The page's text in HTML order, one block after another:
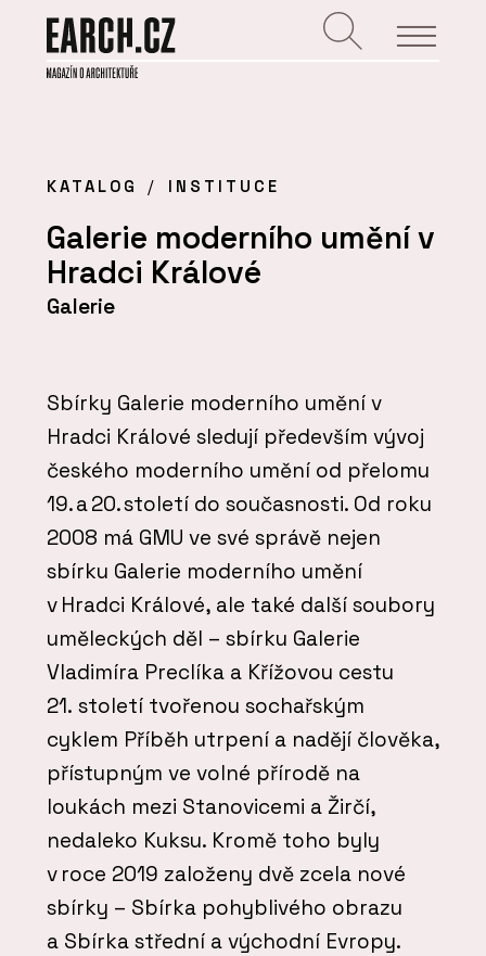
KATALOG INSTITUCE
Galerie moderního umění v
Hradci Králové
Galerie
Sbírky Galerie moderního umění v
Hradci Králové sledují především vývoj
českého moderního umění od přelomu
19. a 20. století do současnosti. Od roku
2008 má GMU ve své správě nejen
sbírku Galerie moderního umění
v Hradci Králové, ale také další soubory
uměleckých děl – sbírku Galerie
Vladimíra Preclíka a Křížovou cestu
21. století tvořenou sochařským
cyklem Příběh utrpení a nadějí člověka,
přístupným ve volné přírodě na
loukách mezi Stanovicemi a Žirčí,
nedaleko Kuksu. Kromě toho byly
v roce 2019 založeny dvě zcela nové
sbírky – Sbírka pohyblivého obrazu
a Sbírka střední a východní Evropy.